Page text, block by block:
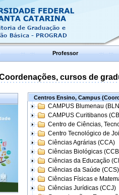
Professor
cursos de
Centros Ensino, Campus
CAMPUS Blumenau
CAMPUS Curitibanos
Centro de Ciências,
Centro Tecnológico de
Ciências Agrárias (CCA)
Ciências Biológicas
Ciências da Educação
Ciências da Saúde (CCS)
Ciências Físicas e
Ciências Jurídicas (CCJ)